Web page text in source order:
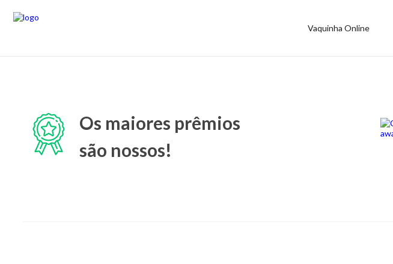
Vaquinha Online
Os maiores prêmios
são nossos!